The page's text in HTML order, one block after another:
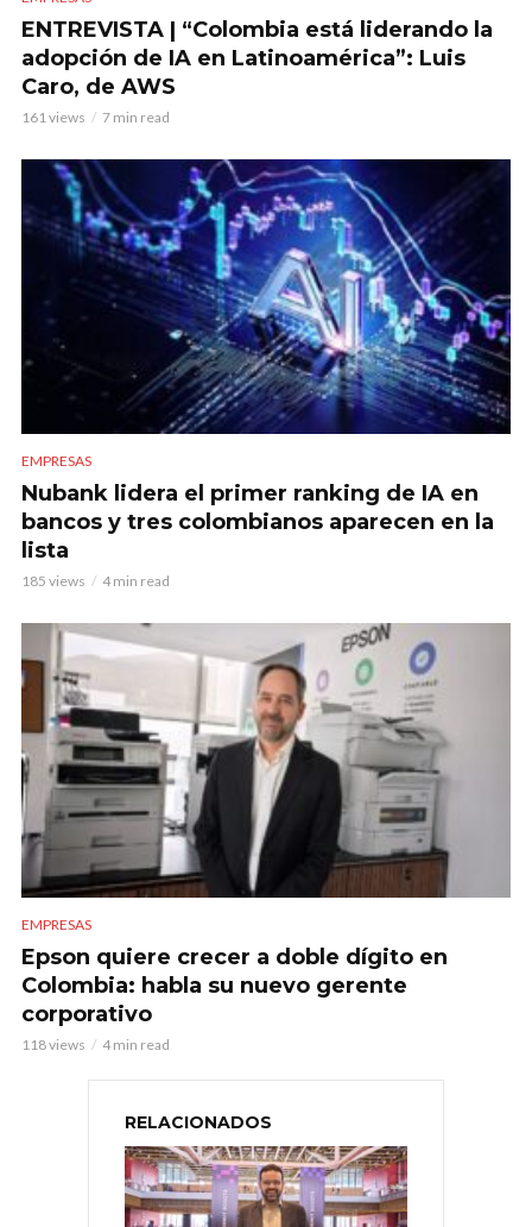
ENTREVISTA | “Colombia está liderando la
adopción de IA en Latinoamérica”: Luis
Caro, de AWS
161 views 7 min read
EMPRESAS
Nubank lidera el primer ranking de IA en
bancos y tres colombianos aparecen en la
lista
185 views 4 min read
EMPRESAS
Epson quiere crecer a doble dígito en
Colombia: habla su nuevo gerente
corporativo
118 views 4 min read
RELACIONADOS